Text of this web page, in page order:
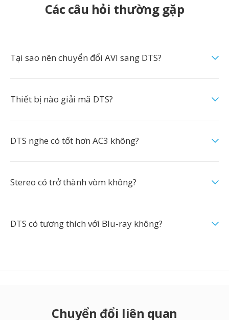
Các câu hỏi thường gặp
Tại sao nên chuyển đổi AVI sang DTS?
Thiết bị nào giải mã DTS?
DTS nghe có tốt hơn AC3 không?
Stereo có trở thành vòm không?
DTS có tương thích với Blu-ray không?
Chuyển đổi liên quan